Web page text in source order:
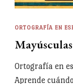
ORTOGRAFÍA EN
Ortografía en
Aprende